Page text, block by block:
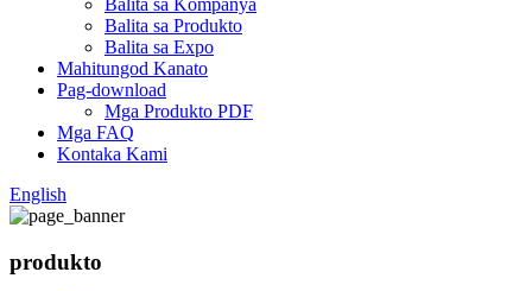
Balita sa Kompanya
Balita sa Produkto
Balita sa Expo
Mahitungod Kanato
Pag-download
Mga Produkto PDF
Mga FAQ
Kontaka Kami
English
produkto